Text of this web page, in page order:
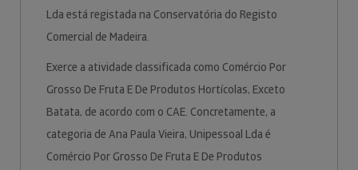
Lda está registada na Conservatória do Registo
Comercial de Madeira.
Exerce a atividade classificada como Comércio Por
Grosso De Fruta E De Produtos Hortícolas, Exceto
Batata, de acordo com o CAE. Concretamente, a
categoria de Ana Paula Vieira, Unipessoal Lda é
Comércio Por Grosso De Fruta E De Produtos